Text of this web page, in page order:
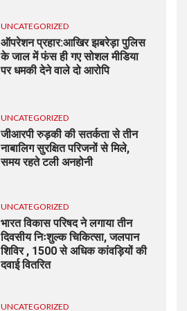
UNCATEGORIZED
ऑपरेशन प्रहार:आखिर झबरेड़ा पुलिस
के जाल में फंस ही गए सोशल मीडिया
पर धमकी देने वाले दो आरोपि
UNCATEGORIZED
जीआरपी रुड़की की सतर्कता से तीन
नाबालिग सुरक्षित परिजनों से मिले,
समय रहते टली अनहोनी
UNCATEGORIZED
भारत विकास परिषद ने लगाया तीन
दिवसीय निःशुल्क चिकित्सा, जलपान
शिविर , 1500 से अधिक कांवड़ियों की
दवाई वितरित
UNCATEGORIZED